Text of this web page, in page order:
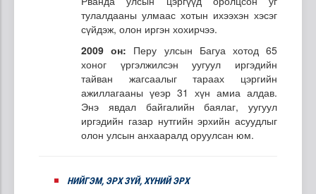
тулалдааны улмаас хотын ихээхэн хэсэг
сүйдэж, олон иргэн хохирчээ.
2009 он: Перу улсын Багуа хотод 65
хоног үргэлжилсэн уугуул иргэдийн
тайван жагсаалыг тараах цэргийн
ажиллагааны үеэр 31 хүн амиа алдав.
Энэ явдал байгалийн баялаг, уугуул
иргэдийн газар нутгийн эрхийн асуудлыг
олон улсын анхааралд оруулсан юм.
НИЙГЭМ, ЭРХ ЗҮЙ, ХҮНИЙ ЭРХ